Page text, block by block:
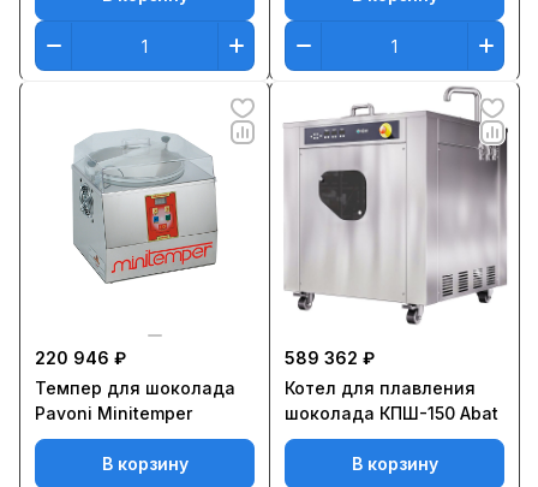
220 946 ₽
Темпер для шоколада
Pavoni Minitemper
В корзину
589 362 ₽
Котел для плавления
шоколада КПШ-150 Abat
В корзину